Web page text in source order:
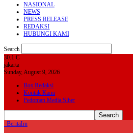
NASIONAL
NEWS
PRESS RELEASE
REDAKSI
HUBUNGI KAMI
Search
30.1 C
jakarta
Sunday, August 9, 2026
Box Redaksi
Kontak Kami
Pedoman Media Siber
BeritaIrn